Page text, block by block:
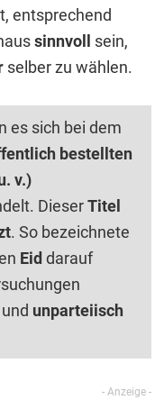
entsprechend
sinnvoll
sein,
selber zu wählen.
es sich bei dem
bestellten
v.)
DieserTitel
. So bezeichnete
Eid darauf
unparteiisch